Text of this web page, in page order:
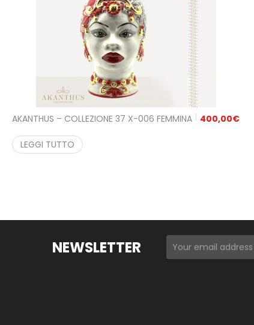
AKANTHUS – COLLEZIONE 37 X-006 FEMMINA 400,00€
LEGGI TUTTO
NEWSLETTER